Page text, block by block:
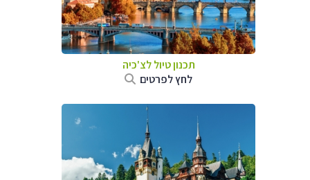
תכנון טיול לצ'כיה
לחץ לפרטים